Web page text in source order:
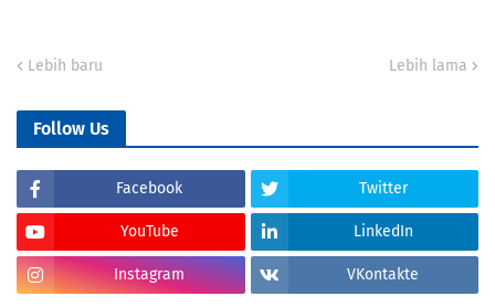
Lebih baru Lebih lama
Follow Us
Facebook Twitter
YouTube LinkedIn
Instagram VKontakte